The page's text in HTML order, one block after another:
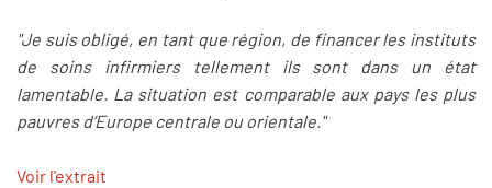
"Je suis obligé, en tant que région, de financer les instituts
de soins infirmiers tellement ils sont dans un état
lamentable. La situation est comparable aux pays les plus
pauvres d’Europe centrale ou orientale."
Voir l'extrait